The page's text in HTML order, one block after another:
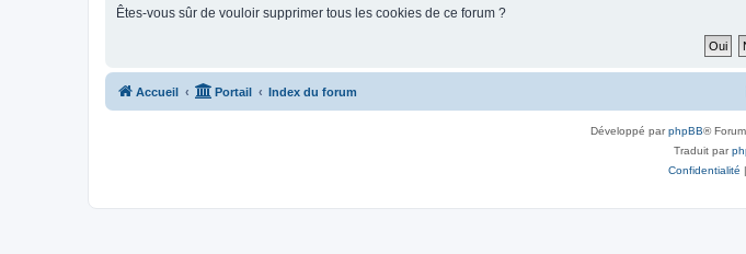
Êtes-vous sûr de vouloir supprimer tous les cookies de ce forum ?
Accueil Portail Index du forum
Développé parphpBB®
Traduit par
Confidentialité |